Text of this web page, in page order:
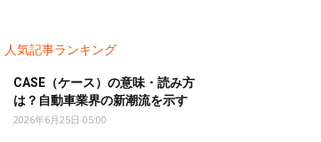
人気記事ランキング
CASE（ケース）の意味・読み方
は？自動車業界の新潮流を示す
2026年6月25日 05:00